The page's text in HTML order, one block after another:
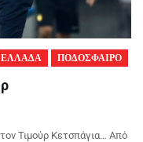
ΕΛΛΑΔΑ ΠΟΔΟΣΦΑΙΡΟ
Τιμούρ Κετσπάγια… Από